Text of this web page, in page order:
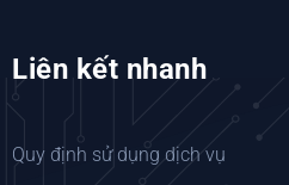
Liên kết nhanh
Quy định sử dụng dịch vụ